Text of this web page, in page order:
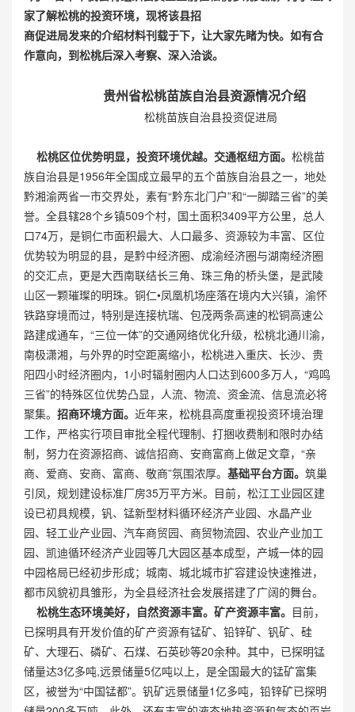
家了解松桃的投资环境，现将该县招
商促进局发来的介绍材料刊载于下，让大家先睹为快。如有合
作意向，到松桃后深入考察、深入洽谈。
贵州省松桃苗族自治县资源情况介绍
松桃苗族自治县投资促进局
松桃区位优势明显，投资环境优越。 交通枢纽方面。 松桃苗
族自治县是1956年全国成立最早的五个苗族自治县之一，地处
黔湘渝两省一市交界处，素有“黔东北门户”和“一脚踏三省”的美
誉。全县辖28个乡镇509个村，国土面积3409平方公里，总人
口74万，是铜仁市面积最大、人口最多、资源较为丰富、区位
优势较为明显的县，是黔中经济圈、成渝经济圈与湖南经济圈
的交汇点，更是大西南联结长三角、珠三角的桥头堡，是武陵
山区一颗璀璨的明珠。铜仁•凤凰机场座落在境内大兴镇，渝怀
铁路穿境而过，特别是连接杭瑞、包茂两条高速的松铜高速公
路建成通车，“三位一体”的交通网络优化升级，松桃北通川渝，
南极潇湘，与外界的时空距离缩小，松桃进入重庆、长沙、贵
阳四小时经济圈内，1小时辐射圈内人口达到600多万人，“鸡鸣
三省”的特殊区位优势凸显，人流、物流、资金流、信息流必将
聚集。 招商环境方面。 近年来，松桃县高度重视投资环境治理
工作，严格实行项目审批全程代理制、打捆收费制和限时办结
制，努力在资源招商、诚信招商、安商富商上做足文章，“亲
商、爱商、安商、富商、敬商”氛围浓厚。 基础平台方面。 筑巢
引凤，规划建设标准厂房35万平方米。目前，松江工业园区建
设已初具规模，钒、锰新型材料循环经济产业园、水晶产业
园、轻工业产业园、汽车商贸园、商贸物流园、农业产业加工
园、凯迪循环经济产业园等几大园区基本成型，产城一体的园
中园格局已经初步形成；城南、城北城市扩容建设快速推进，
都市风貌初具雏形，为全县经济社会发展搭建了广阔的舞台。
松桃生态环境美好，自然资源丰富。 矿产资源丰富。 目前，
已探明具有开发价值的矿产资源有锰矿、铅锌矿、钒矿、硅
矿、大理石、磷矿、石煤、石英砂等20余种。其中，已探明锰
储量达3亿多吨,远景储量5亿吨以上，是全国最大的锰矿富集
区，被誉为“中国锰都”。钒矿远景储量1亿多吨，铅锌矿已探明